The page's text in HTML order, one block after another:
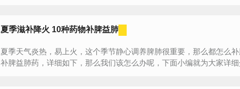
夏季滋补降火 10种药物补脾益肺
夏季天气炎热，易上火，这个季节静心调养脾肺很重要，那么都怎么
补脾益肺药，详细如下，那么我们该怎么办呢，下面小编就为大家详